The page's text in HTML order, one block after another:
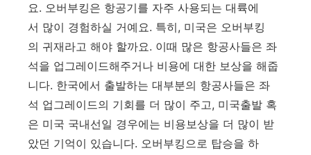
요. 오버부킹은 항공기를 자주 사용되는 대륙에
서 많이 경험하실 거예요. 특히, 미국은 오버부킹
의 귀재라고 해야 할까요. 이때 많은 항공사들은 좌
석을 업그레이드해주거나 비용에 대한 보상을 해줍
니다. 한국에서 출발하는 대부분의 항공사들은 좌
석 업그레이드의 기회를 더 많이 주고, 미국출발 혹
은 미국 국내선일 경우에는 비용보상을 더 많이 받
았던 기억이 있습니다. 오버부킹으로 탑승을 하